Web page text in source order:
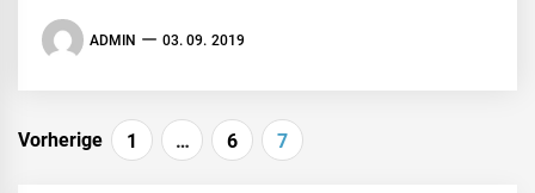
ADMIN 03. 09. 2019
Beitragsnavigation
Vorherige 1 … 6 7